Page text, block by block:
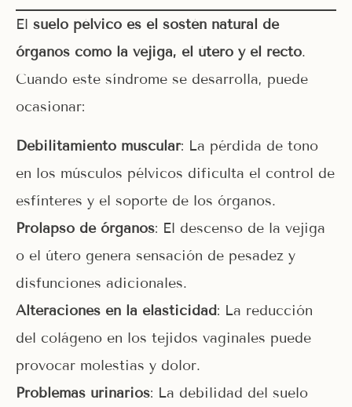
El suelo pélvico es el sostén natural de
órganos como la vejiga, el útero y el recto.
Cuando este síndrome se desarrolla, puede
ocasionar:
Debilitamiento muscular: La pérdida de tono
en los músculos pélvicos dificulta el control de
esfínteres y el soporte de los órganos.
Prolapso de órganos: El descenso de la vejiga
o el útero genera sensación de pesadez y
disfunciones adicionales.
Alteraciones en la elasticidad: La reducción
del colágeno en los tejidos vaginales puede
provocar molestias y dolor.
Problemas urinarios: La debilidad del suelo